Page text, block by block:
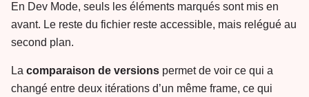
En Dev Mode, seuls les éléments marqués sont mis en
avant. Le reste du fichier reste accessible, mais relégué au
second plan.
La comparaison de versions permet de voir ce qui a
changé entre deux itérations d’un même frame, ce qui